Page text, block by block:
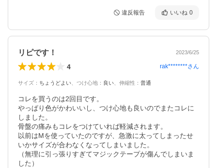
違反報告 いいね 0
リピです！ 2023/6/25
4 rak********さん
サイズ ： ちょうどよい つけ心地 ： 良い 伸縮性 ： 普通
コレを買うのは2回目です。
やっぱり色がかわいいし、つけ心地も良いのでまたコレに
しました。
骨盤の痛みもコレをつけていれば軽減されます。
以前はMを使っていたのですが、急激に太ってしまったせ
いかサイズが合わなくなってしまいました。
（無理に引っ張りすぎてマジックテープが傷んでしまいま
した）